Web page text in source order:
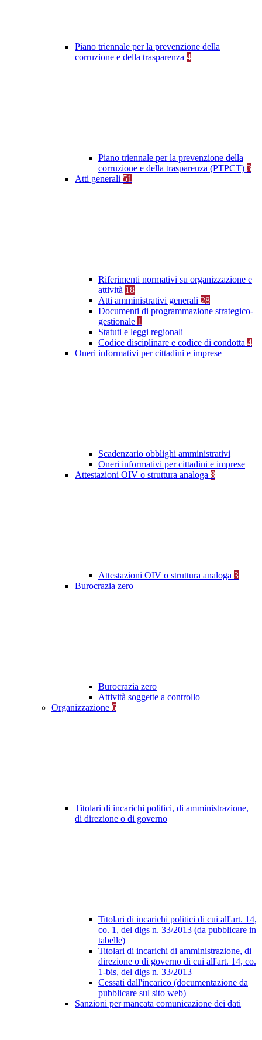
Piano triennale per la prevenzione della
corruzione e della trasparenza 4
Piano triennale per la prevenzione della
corruzione e della trasparenza (PTPCT) 3
Atti generali 51
Riferimenti normativi su organizzazione e
attività 18
Atti amministrativi generali 28
Documenti di programmazione strategico-
gestionale 1
Statuti e leggi regionali
Codice disciplinare e codice di condotta 4
Oneri informativi per cittadini e imprese
Scadenzario obblighi amministrativi
Oneri informativi per cittadini e imprese
Attestazioni OIV o struttura analoga 8
Attestazioni OIV o struttura analoga 3
Burocrazia zero
Burocrazia zero
Attività soggette a controllo
Organizzazione 6
Titolari di incarichi politici, di amministrazione,
di direzione o di governo
Titolari di incarichi politici di cui all'art. 14,
co. 1, del dlgs n. 33/2013 (da pubblicare in
tabelle)
Titolari di incarichi di amministrazione, di
direzione o di governo di cui all'art. 14, co.
1-bis, del dlgs n. 33/2013
Cessati dall'incarico (documentazione da
pubblicare sul sito web)
Sanzioni per mancata comunicazione dei dati